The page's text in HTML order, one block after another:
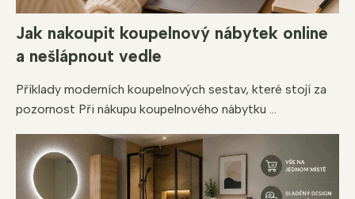
Jak nakoupit koupelnový nábytek online
a nešlápnout vedle
Příklady moderních koupelnových sestav, které stojí za
pozornost Při nákupu koupelnového nábytku ...